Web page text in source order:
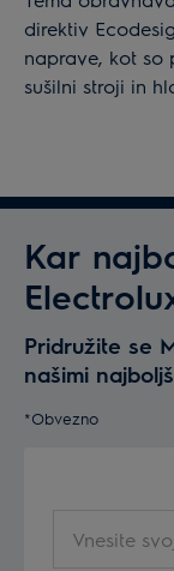
direktiv
naprave, kot so
sušilni stroji in
Kar
Pridružite se
našimi
*Obvezno
svoj